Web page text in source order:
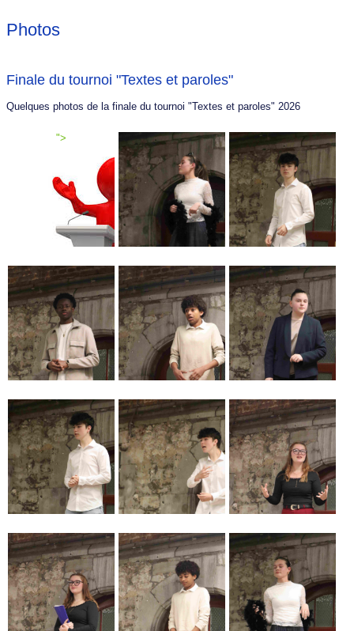
Photos
Finale du tournoi "Textes et paroles"
Quelques photos de la finale du tournoi "Textes et paroles" 2026
">